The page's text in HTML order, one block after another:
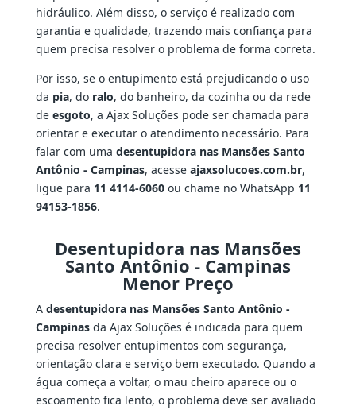
hidráulico. Além disso, o serviço é realizado com
garantia e qualidade, trazendo mais confiança para
quem precisa resolver o problema de forma correta.
Por isso, se o entupimento está prejudicando o uso
da pia, do ralo, do banheiro, da cozinha ou da rede
de esgoto, a Ajax Soluções pode ser chamada para
orientar e executar o atendimento necessário. Para
falar com uma desentupidora nas Mansões Santo
Antônio - Campinas, acesse ajaxsolucoes.com.br,
ligue para 11 4114-6060ou chame no WhatsApp 11
94153-1856.
Desentupidora nas Mansões
Santo Antônio - Campinas
Menor Preço
A desentupidora nas Mansões Santo Antônio -
Campinasda Ajax Soluções é indicada para quem
precisa resolver entupimentos com segurança,
orientação clara e serviço bem executado. Quando a
água começa a voltar, o mau cheiro aparece ou o
escoamento fica lento, o problema deve ser avaliado